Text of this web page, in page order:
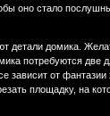
оно стало
домика.
потребуются две
от
площадку, на